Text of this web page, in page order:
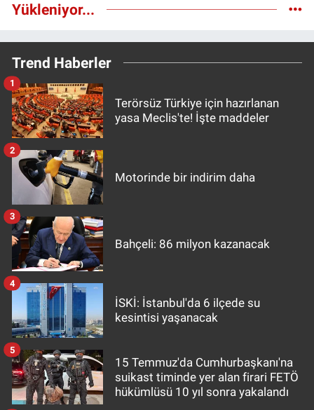
Yükleniyor...
Trend Haberler
Terörsüz Türkiye için hazırlanan
yasa Meclis'te! İşte maddeler
1
Motorinde bir indirim daha
2
Bahçeli: 86 milyon kazanacak
3
İSKİ: İstanbul'da 6 ilçede su
kesintisi yaşanacak
4
15 Temmuz'da Cumhurbaşkanı'na
suikast timinde yer alan firari FETÖ
hükümlüsü 10 yıl sonra yakalandı
5